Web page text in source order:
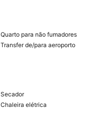
Quarto para não fumadores
Transfer de/para aeroporto
Secador
Chaleira elétrica